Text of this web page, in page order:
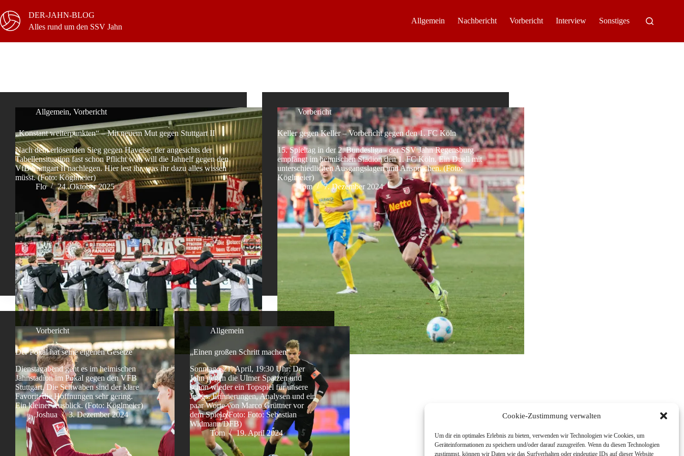
Cookie-Zustimmung verwalten
Um dir ein optimales Erlebnis zu bieten, verwenden wir Technologien wie Cookies, um
Geräteinformationen zu speichern und/oder darauf zuzugreifen. Wenn du diesen Technologien
zustimmst, können wir Daten wie das Surfverhalten oder eindeutige IDs auf dieser Website
Inhalt
springen
DER-JAHN-BLOG
Alles rund um den SSV Jahn
Allgemein Nachbericht Vorbericht Interview Sonstiges
Allgemein, Vorbericht
„Konstant weiterpunkten“ – Mit neuem Mut gegen Stuttgart II
Nach dem erlösenden Sieg gegen Havelse, der angesichts der
Tabellensituation fast schon Pflicht war, will die Jahnelf gegen den
VfB Stuttgart II nachlegen. Hier lest ihr, was ihr dazu alles wissen
müsst. (Foto: Köglmeier)
Flo
24. Oktober 2025
Vorbericht
Keller gegen Keller – Vorbericht gegen den 1. FC Köln
15. Spieltag in der 2. Bundesliga - der SSV Jahn Regensburg
empfängt im heimischen Stadion den 1. FC Köln. Ein Duell mit
unterschiedlichen Ausgangslagen und Ansprüchen. (Foto:
Köglmeier)
Tom
7. Dezember 2024
Vorbericht
Der Pokal hat seine eigenen Gesetze
Dienstagabend geht es im heimischen
Jahnstadion im Pokal gegen den VFB
Stuttgart. Die Schwaben sind der klare
Favorit, die Hoffnungen sehr gering.
Ein kleiner Ausblick. (Foto: Köglmeier)
Joshua
3. Dezember 2024
Allgemein
„Einen großen Schritt machen“
Sonntag - 21. April, 19:30 Uhr: Der
Jahn gegen die Ulmer Spatzen und
schon wieder ein Topspiel für unsere
Jungs. Erinnerungen, Analysen und ein
paar Worte von Marco Grüttner vor
dem Spiel. (Foto: Foto: Sebastian
Widmann/DFB)
Tom
19. April 2024